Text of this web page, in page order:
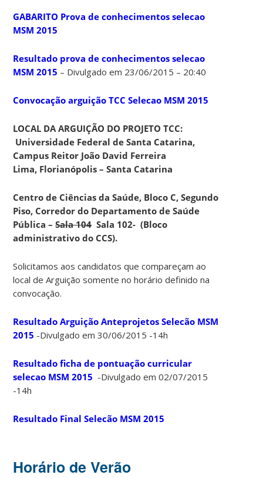
GABARITO Prova de conhecimentos selecao
MSM 2015
Resultado prova de conhecimentos selecao
MSM 2015 – Divulgado em 23/06/2015 – 20:40
Convocação arguição TCC Selecao MSM 2015
LOCAL DA ARGUIÇÃO DO PROJETO TCC:
Universidade Federal de Santa Catarina,
Campus Reitor João David Ferreira
Lima, Florianópolis – Santa Catarina
Centro de Ciências da Saúde, Bloco C, Segundo
Piso, Corredor do Departamento de Saúde
Pública –Sala 104Sala 102- (Bloco
administrativo do CCS).
Solicitamos aos candidatos que compareçam ao
local de Arguição somente no horário definido na
convocação.
Resultado Arguição Anteprojetos Selecão MSM
2015 -Divulgado em 30/06/2015 -14h
Resultado ficha de pontuação curricular
selecao MSM 2015 -Divulgado em 02/07/2015
-14h
Resultado Final Selecão MSM 2015
Horário de Verão